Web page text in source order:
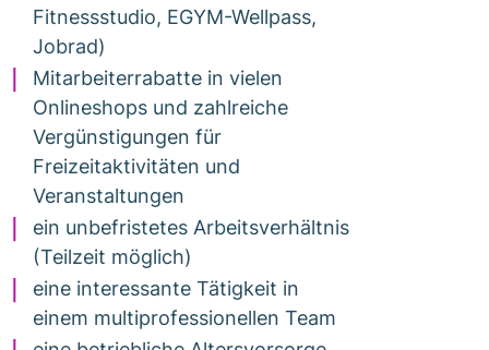
Fitnessstudio, EGYM-Wellpass,
Jobrad)
Mitarbeiterrabatte in vielen
Onlineshops und zahlreiche
Vergünstigungen für
Freizeitaktivitäten und
Veranstaltungen
ein unbefristetes Arbeitsverhältnis
(Teilzeit möglich)
eine interessante Tätigkeit in
einem multiprofessionellen Team